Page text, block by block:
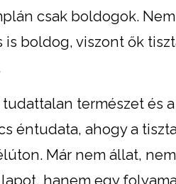
csak boldogok.
is boldog, viszont ők
természet és
éntudata, ahogy a
Már nem állat,
hanem egy